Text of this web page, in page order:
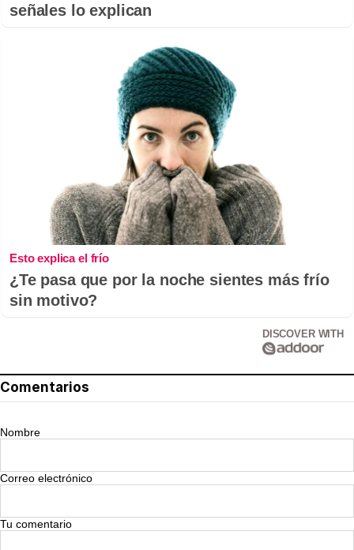
señales lo explican
Esto explica el frío
¿Te pasa que por la noche sientes más frío
sin motivo?
DISCOVER WITH
Comentarios
Nombre
Correo electrónico
Tu comentario